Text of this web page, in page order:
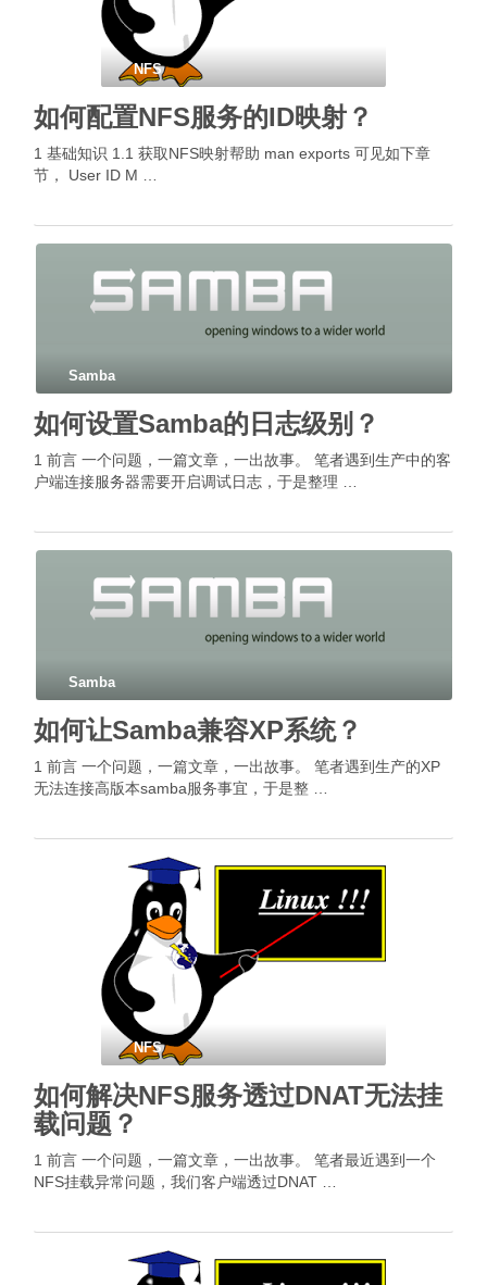
NFS
如何配置NFS服务的ID映射？
1 基础知识 1.1 获取NFS映射帮助 man exports 可见如下章
节， User ID M …
Samba
如何设置Samba的日志级别？
1 前言 一个问题，一篇文章，一出故事。 笔者遇到生产中的客
户端连接服务器需要开启调试日志，于是整理 …
Samba
如何让Samba兼容XP系统？
1 前言 一个问题，一篇文章，一出故事。 笔者遇到生产的XP
无法连接高版本samba服务事宜，于是整 …
NFS
如何解决NFS服务透过DNAT无法挂
载问题？
1 前言 一个问题，一篇文章，一出故事。 笔者最近遇到一个
NFS挂载异常问题，我们客户端透过DNAT …